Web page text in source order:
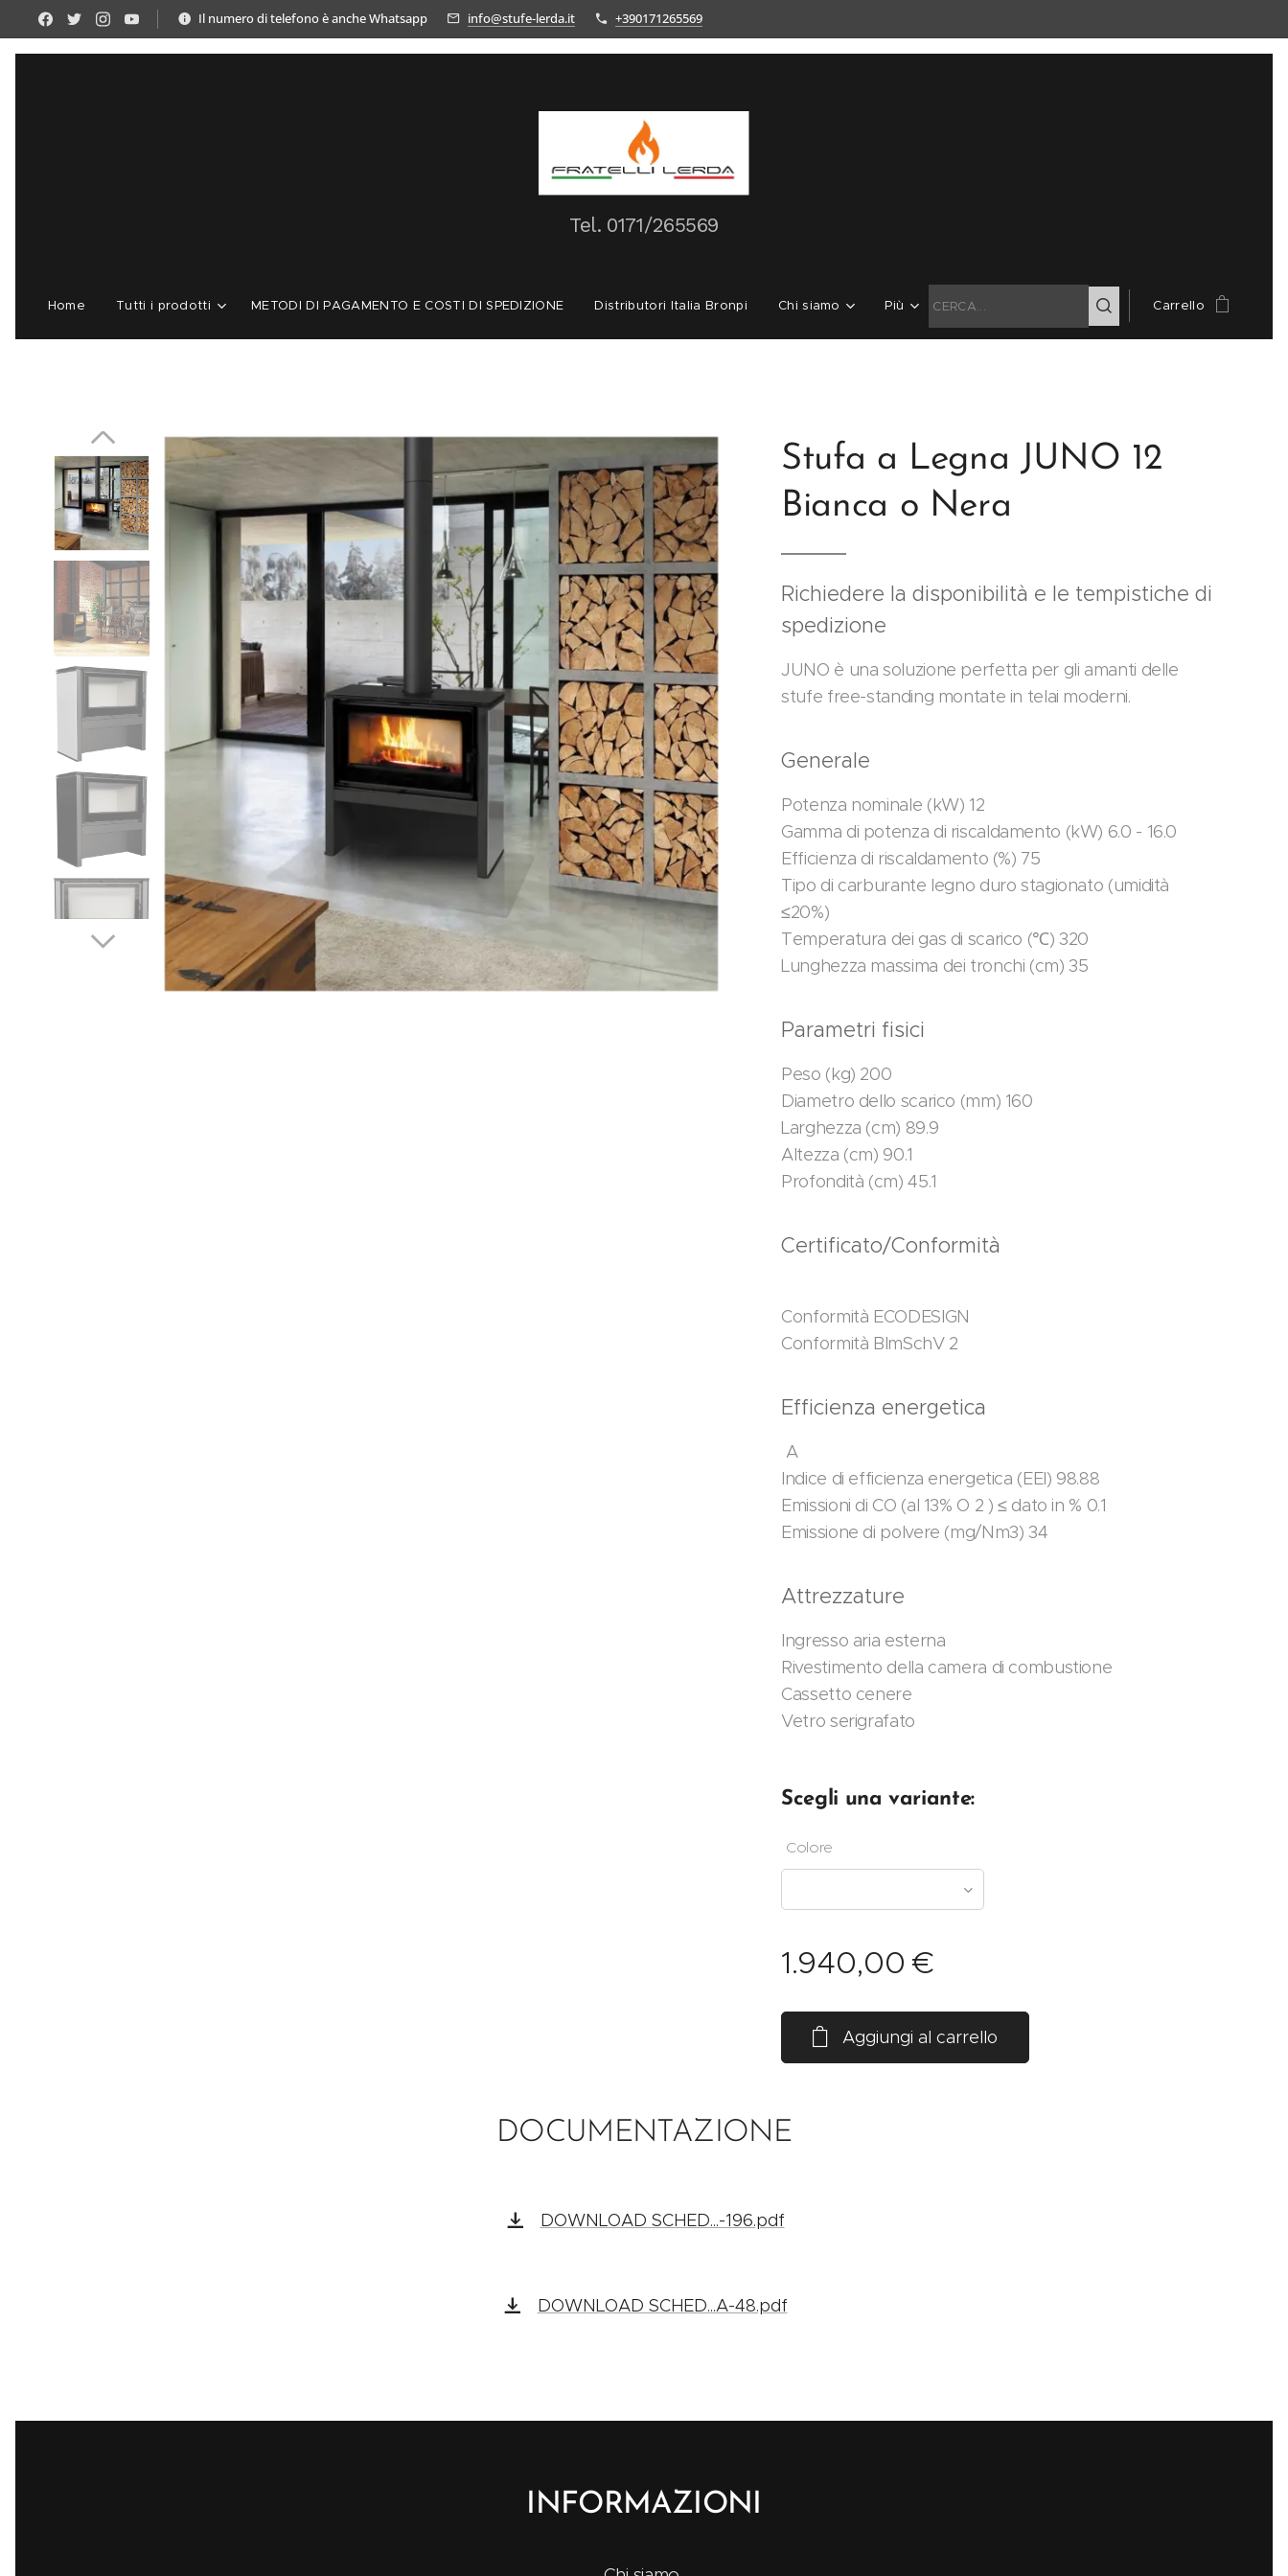
Il numero di telefono è anche Whatsapp info@stufe-lerda.it +390171265569
Tel. 0171/265569
Home Tutti i prodotti METODI DI PAGAMENTO E COSTI DI SPEDIZIONE Distributori Italia Bronpi Chi siamo Più Carrello
Stufa a Legna JUNO 12
Bianca o Nera
Richiedere la disponibilità e le tempistiche di
spedizione
JUNO è una soluzione perfetta per gli amanti delle
stufe free-standing montate in telai moderni.
Generale
Potenza nominale (kW) 12
Gamma di potenza di riscaldamento (kW) 6.0 - 16.0
Efficienza di riscaldamento (%) 75
Tipo di carburante legno duro stagionato (umidità
≤20%)
Temperatura dei gas di scarico (℃) 320
Lunghezza massima dei tronchi (cm) 35
Parametri fisici
Peso (kg) 200
Diametro dello scarico (mm) 160
Larghezza (cm) 89.9
Altezza (cm) 90.1
Profondità (cm) 45.1
Certificato/Conformità
Conformità ECODESIGN
Conformità BImSchV 2
Efficienza energetica
A
Indice di efficienza energetica (EEI) 98.88
Emissioni di CO (al 13% O 2 ) ≤ dato in % 0.1
Emissione di polvere (mg/Nm3) 34
Attrezzature
Ingresso aria esterna
Rivestimento della camera di combustione
Cassetto cenere
Vetro serigrafato
Scegli una variante:
Colore
1.940,00 €
Aggiungi al carrello
DOCUMENTAZIONE
DOWNLOAD SCHED...-196.pdf
DOWNLOAD SCHED...A-48.pdf
INFORMAZIONI